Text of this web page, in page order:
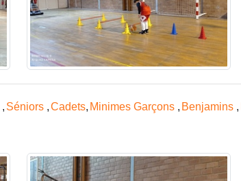
Séniors Cadets Minimes Garçons Benjamins